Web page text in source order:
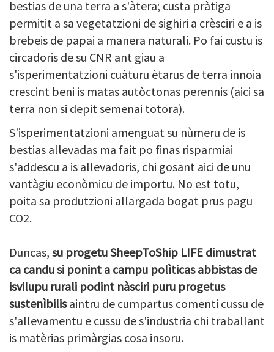
bestias de una terra a s'àtera; custa pràtiga
permitit a sa vegetatzioni de sighiri a crèsciri e a is
brebeis de papai a manera naturali. Po fai custu is
circadoris de su CNR ant giau a
s'isperimentatzioni cuàturu ètarus de terra innoia
crescint beni is matas autòctonas perennis (aici sa
terra non si depit semenai totora).
S'isperimentatzioni amenguat su nùmeru de is
bestias allevadas ma fait po finas risparmiai
s'addescu a is allevadoris, chi gosant aici de unu
vantàgiu econòmicu de importu. No est totu,
poita sa produtzioni allargada bogat prus pagu
CO2.
Duncas, su progetu SheepToShip LIFE dimustrat
ca candu si ponint a campu polìticas abbistas de
isvilupu rurali podint nàsciri puru progetus
sustenìbilisaintru de cumpartus comenti cussu de
s'allevamentu e cussu de s'industria chi traballant
is matèrias primàrgias cosa insoru.